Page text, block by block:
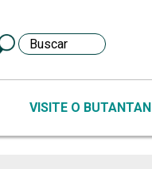
VISITE O BUTANTAN